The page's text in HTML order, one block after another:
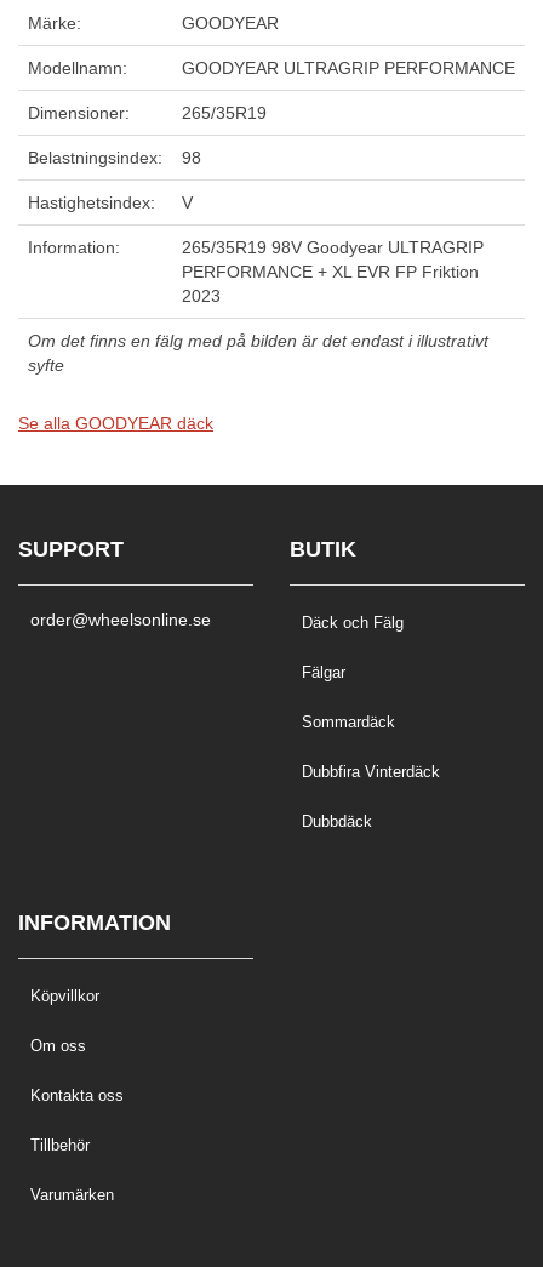
Märke: GOODYEAR
Modellnamn: GOODYEAR ULTRAGRIP PERFORMANCE
Dimensioner: 265/35R19
Belastningsindex: 98
Hastighetsindex: V
Information:
265/35R19 98V Goodyear ULTRAGRIP
PERFORMANCE + XL EVR FP Friktion
2023
Om det finns en fälg med på bilden är det endast i illustrativt
syfte
Se alla GOODYEAR däck
SUPPORT
order@wheelsonline.se
BUTIK
Däck och Fälg
Fälgar
Sommardäck
Dubbfira Vinterdäck
Dubbdäck
INFORMATION
Köpvillkor
Om oss
Kontakta oss
Tillbehör
Varumärken